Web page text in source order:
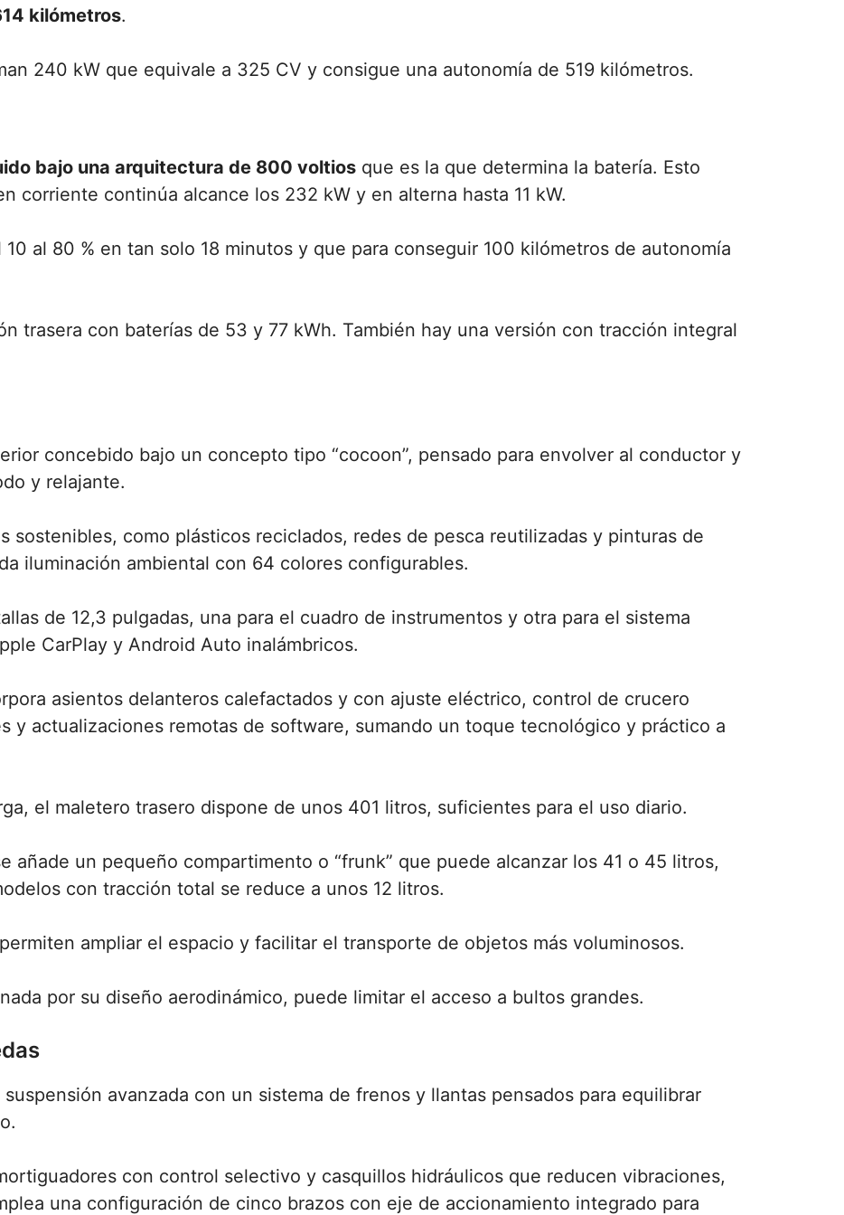
kilómetros.
240 kW que equivale a 325 CV y consigue una autonomía de 519 kilómetros.
bajo una arquitectura de 800 voltios que es la que determina la batería. Esto
corriente continúa alcance los 232 kW y en alterna hasta 11 kW.
al 80 % en tan solo 18 minutos y que para conseguir 100 kilómetros de autonomía
trasera con baterías de 53 y 77 kWh. También hay una versión con tracción integral
concebido bajo un concepto tipo “cocoon”, pensado para envolver al conductor y
y relajante.
sostenibles, como plásticos reciclados, redes de pesca reutilizadas y pinturas de
iluminación ambiental con 64 colores configurables.
de 12,3 pulgadas, una para el cuadro de instrumentos y otra para el sistema
CarPlay y Android Auto inalámbricos.
asientos delanteros calefactados y con ajuste eléctrico, control de crucero
y actualizaciones remotas de software, sumando un toque tecnológico y práctico a
el maletero trasero dispone de unos 401 litros, suficientes para el uso diario.
añade un pequeño compartimento o “frunk” que puede alcanzar los 41 o 45 litros,
con tracción total se reduce a unos 12 litros.
ampliar el espacio y facilitar el transporte de objetos más voluminosos.
por su diseño aerodinámico, puede limitar el acceso a bultos grandes.
avanzada con un sistema de frenos y llantas pensados para equilibrar
con control selectivo y casquillos hidráulicos que reducen vibraciones,
una configuración de cinco brazos con eje de accionamiento integrado para